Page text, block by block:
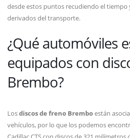
desde estos puntos recudiendo el tiempo
derivados del transporte.
¿Qué automóviles
equipados con
Brembo?
Losdiscos de freno Bremboestán
vehículos, por lo que los podemos